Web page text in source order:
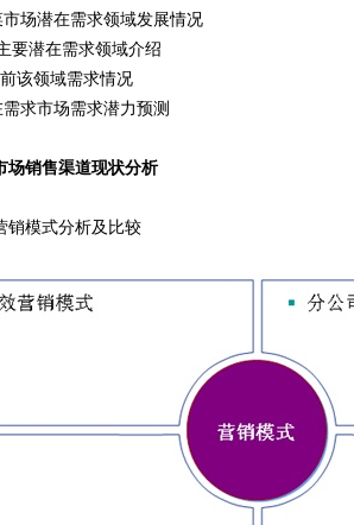
在需求领域发展情况
需求领域介绍
域需求情况
场需求潜力预测
场销售渠道现状分析
模式分析及比较